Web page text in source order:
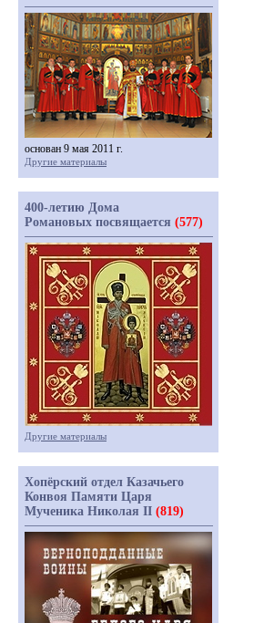
основан 9 мая 2011 г.
Другие материалы
400-летию Дома
Романовых посвящается (577)
Другие материалы
Хопёрский отдел Казачьего
Конвоя Памяти Царя
Мученика Николая II (819)